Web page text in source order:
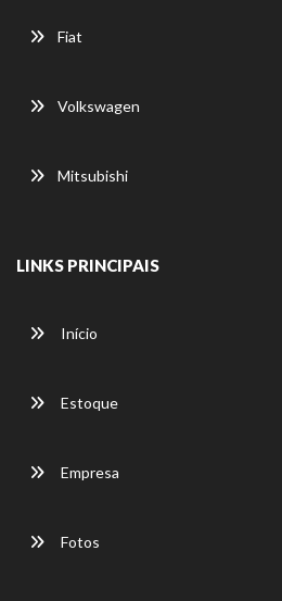
Fiat
Volkswagen
Mitsubishi
LINKS PRINCIPAIS
Início
Estoque
Empresa
Fotos